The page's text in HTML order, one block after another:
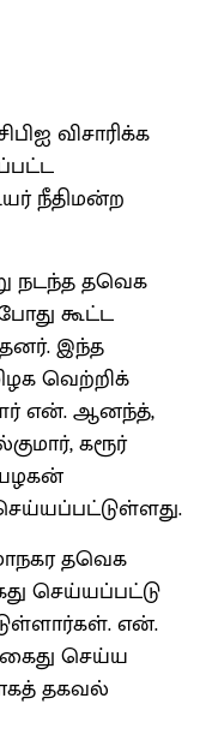
விசாரிக்க
நீதிமன்ற
நடந்த தவெக
கூட்ட
இந்த
வெற்றிக்
என். ஆனந்த்,
கரூர்
தவெக
செய்யப்பட்டு
என்.
செய்ய
தகவல்